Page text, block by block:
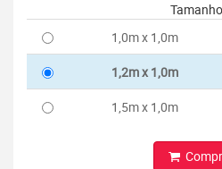
1,0m x 1,0m
1,2m x 1,0m
1,5m x 1,0m